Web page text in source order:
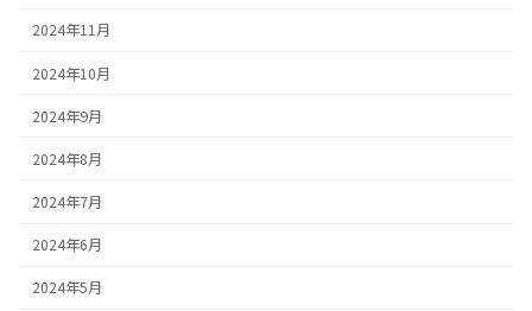
2024年11月
2024年10月
2024年9月
2024年8月
2024年7月
2024年6月
2024年5月